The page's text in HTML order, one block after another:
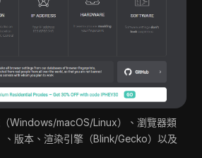
（Windows/macOS/Linux）、瀏覽器類
版本、渲染引擎（Blink/Gecko）以及